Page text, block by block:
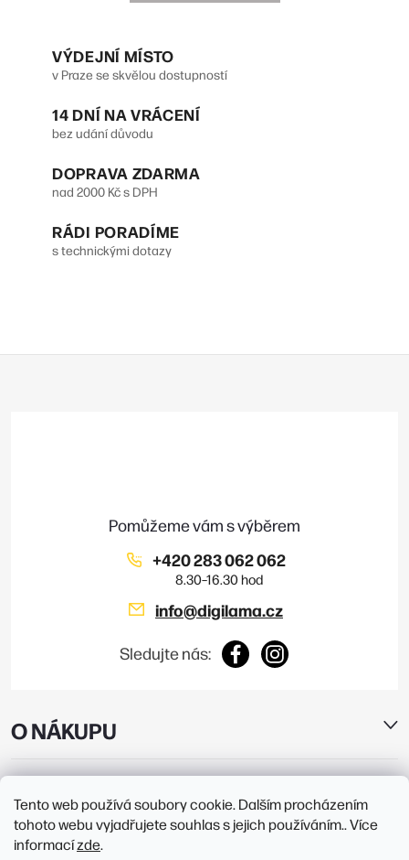
Tento web používá soubory cookie. Dalším procházením
tohoto webu vyjadřujete souhlas s jejich používáním.. Více
informacízde.
VÝDEJNÍ MÍSTO
v Praze se skvělou dostupností
14 DNÍ NA VRÁCENÍ
bez udání důvodu
DOPRAVA ZDARMA
nad 2000 Kč s DPH
RÁDI PORADÍME
s technickými dotazy
O NÁKUPU
PRODEJNY
info@digilama.cz
+420 283 062 062
Sledujte nás: